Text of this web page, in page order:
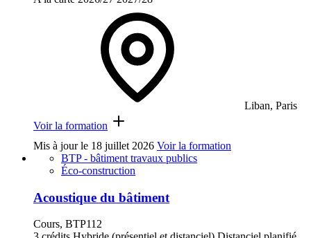
Liban, Paris
Voir la formation
Mis à jour le 18 juillet 2026 Voir la formation
BTP - bâtiment travaux publics
Éco-construction
Acoustique du bâtiment
Cours, BTP112